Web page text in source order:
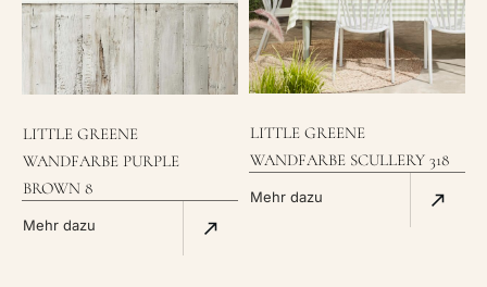
LITTLE GREENE
WANDFARBE PURPLE
BROWN 8
Mehr dazu
LITTLE GREENE
WANDFARBE SCULLERY 318
Mehr dazu